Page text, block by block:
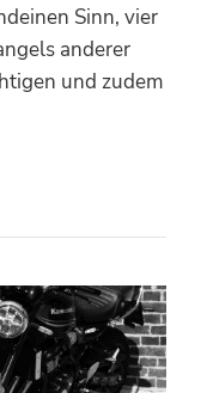
Sinn, vier
anderer
und zudem